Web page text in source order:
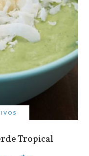
Tropical